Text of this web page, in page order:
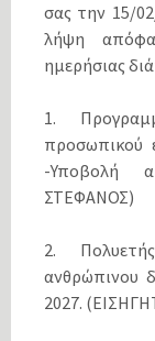
σας την 15/
λήψη
ημερήσιας
1.
προσωπικού
-Υποβολή
ΣΤΕΦΑΝΟΣ)
2.
ανθρώπινου
2027.